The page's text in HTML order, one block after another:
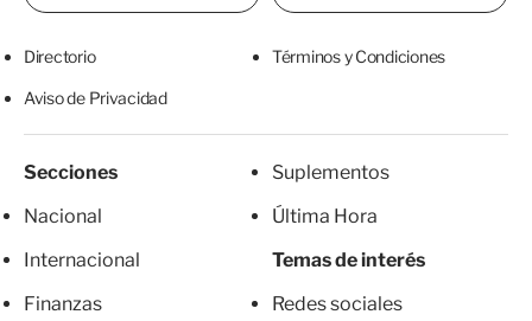
Directorio Términos y Condiciones
Aviso de Privacidad
Secciones
Nacional
Internacional
Finanzas
Suplementos
Última Hora
Temas de interés
Redes sociales